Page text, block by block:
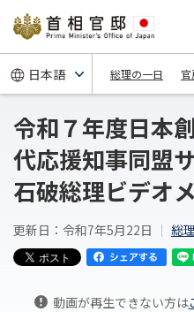
総理の一日
令和７年度日本
代応援知事同盟
石破総理ビデオ
更新日：令和7年5月22日 総
動画が再生できない方は